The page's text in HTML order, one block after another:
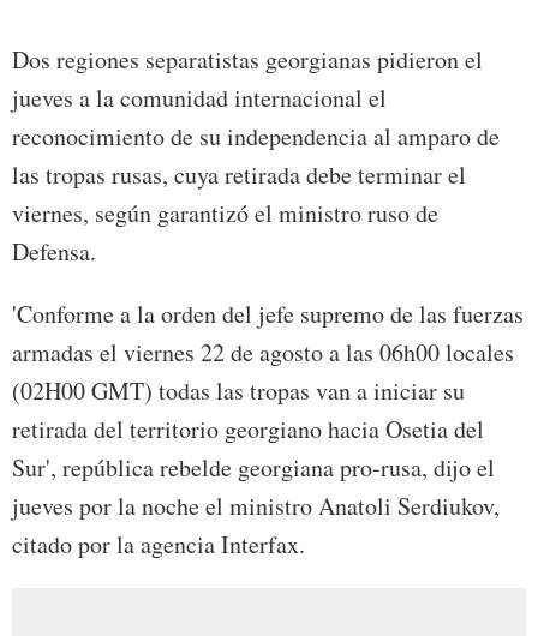
Dos regiones separatistas georgianas pidieron el
jueves a la comunidad internacional el
reconocimiento de su independencia al amparo de
las tropas rusas, cuya retirada debe terminar el
viernes, según garantizó el ministro ruso de
Defensa.
'Conforme a la orden del jefe supremo de las fuerzas
armadas el viernes 22 de agosto a las 06h00 locales
(02H00 GMT) todas las tropas van a iniciar su
retirada del territorio georgiano hacia Osetia del
Sur', república rebelde georgiana pro-rusa, dijo el
jueves por la noche el ministro Anatoli Serdiukov,
citado por la agencia Interfax.